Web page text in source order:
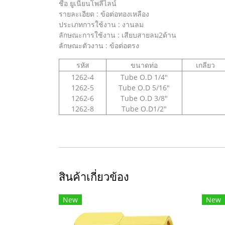
ชื่อ ยูเนียนโพลีไลน์
รายละเอียด : ข้อต่อทองเหลือง
ประเภทการใช้งาน : งานลม
ลักษณะการใช้งาน : เสียบสายลม2ด้าน
ลักษณะตัวงาน : ข้อต่อตรง
รหัส ขนาดท่อ
เกลียว
1262-4
1262-5
1262-6
1262-8
Tube O.D 1/4"
Tube O.D 5/16"
Tube O.D 3/8"
Tube O.D1/2"
สินค้าเกี่ยวข้อง
New New